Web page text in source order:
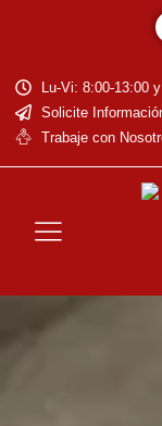
Lu-Vi: 8:00-13:00
Solicite
Trabaje con